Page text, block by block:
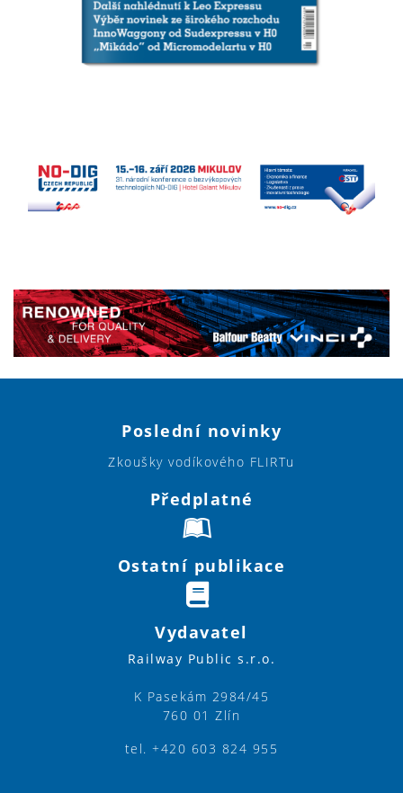
Poslední novinky
Zkoušky vodíkového FLIRTu
Předplatné
Ostatní publikace
Vydavatel
Railway Public s.r.o.
K Pasekám 2984/45
760 01 Zlín
tel. +420 603 824 955